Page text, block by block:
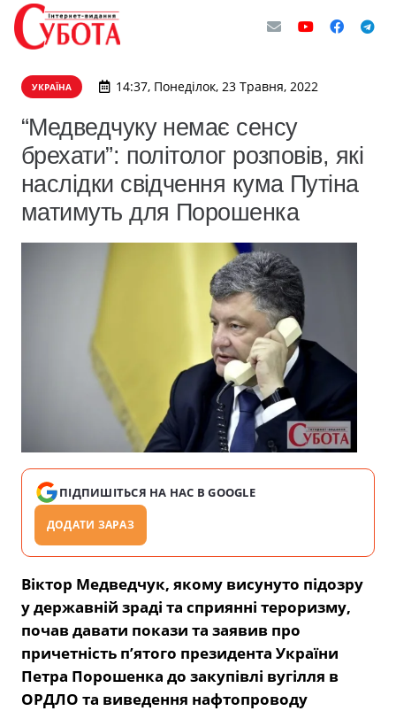
УКРАЇНА 14:37, Понеділок, 23 Травня, 2022
“Медведчуку немає сенсу
брехати”: політолог розповів, які
наслідки свідчення кума Путіна
матимуть для Порошенка
ПІДПИШІТЬСЯ НА НАС В GOOGLE
ДОДАТИ ЗАРАЗ
Віктор Медведчук, якому висунуто підозру
у державній зраді та сприянні тероризму,
почав давати покази та заявив про
причетність п’ятого президента України
Петра Порошенка до закупівлі вугілля в
ОРДЛО та виведення нафтопроводу